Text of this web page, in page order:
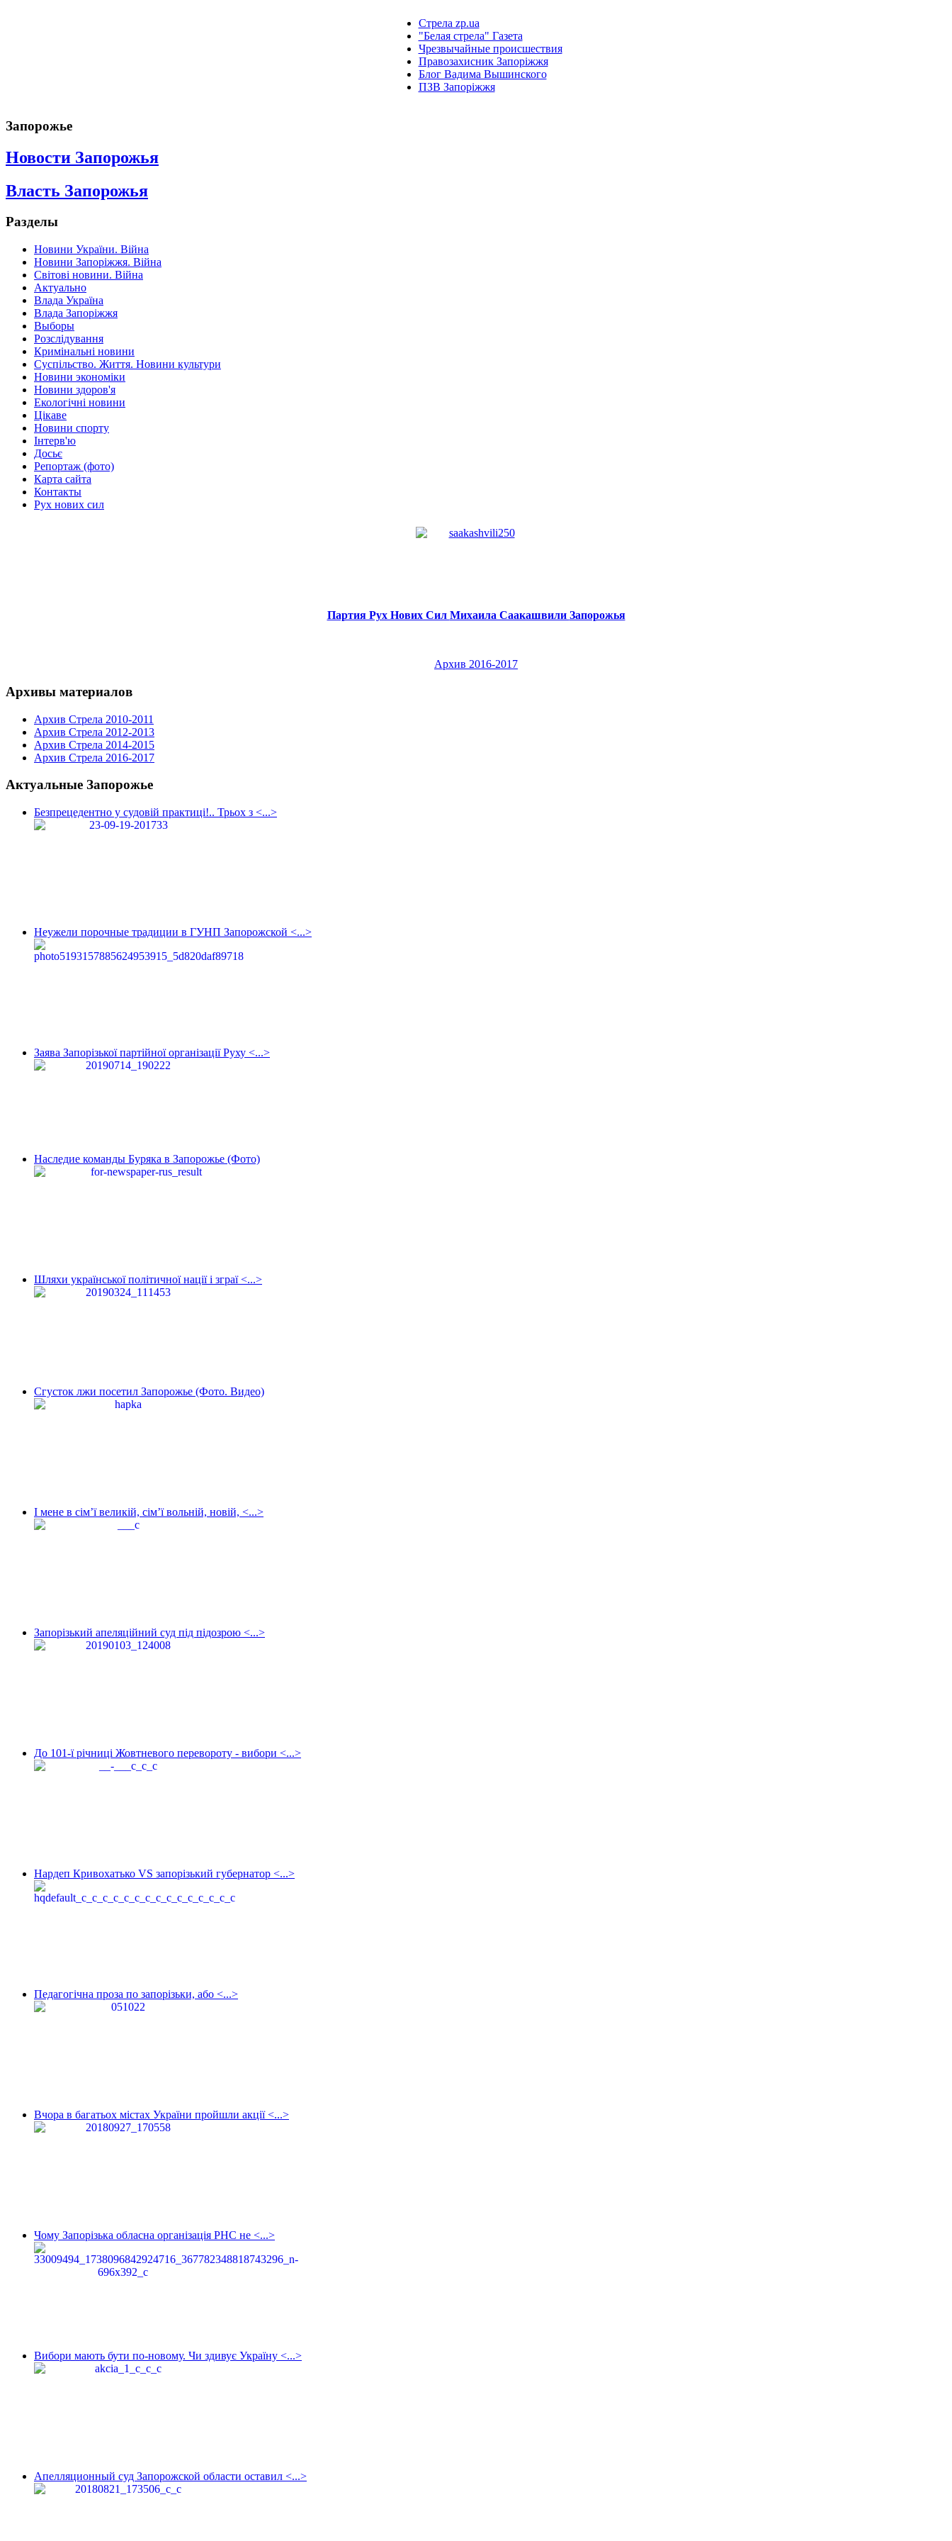
Стрела zp.ua
"Белая стрела" Газета
Чрезвычайные происшествия
Правозахисник Запоріжжя
Блог Вадима Вышинского
ПЗВ Запоріжжя
Запорожье
Новости Запорожья
Власть Запорожья
Разделы
Новини України. Війна
Новини Запоріжжя. Війна
Світові новини. Війна
Актуально
Влада Україна
Влада Запоріжжя
Выборы
Розслідування
Кримінальні новини
Суспільство. Життя. Новини культури
Новини экономіки
Новини здоров'я
Екологічні новини
Цікаве
Новини спорту
Інтерв'ю
Досьє
Репортаж (фото)
Карта сайта
Контакты
Рух нових сил
Партия Рух Нових Сил Михаила Саакашвили Запорожья
Архив 2016-2017
Архивы материалов
Архив Стрела 2010-2011
Архив Стрела 2012-2013
Архив Стрела 2014-2015
Архив Стрела 2016-2017
Актуальные Запорожье
Безпрецедентно у судовій практиці!.. Трьох з <...>
Неужели порочные традиции в ГУНП Запорожской <...>
Заява Запорізької партійної організації Руху <...>
Наследие команды Буряка в Запорожье (Фото)
Шляхи української політичної нації і зграї <...>
Сгусток лжи посетил Запорожье (Фото. Видео)
І мене в сім’ї великій, сім’ї вольній, новій, <...>
Запорізький апеляційний суд під підозрою <...>
До 101-ї річниці Жовтневого перевороту - вибори <...>
Нардеп Кривохатько VS запорізький губернатор <...>
Педагогічна проза по запорізьки, або <...>
Вчора в багатьох містах України пройшли акції <...>
Чому Запорізька обласна організація РНС не <...>
Вибори мають бути по-новому. Чи здивує Україну <...>
Апелляционный суд Запорожской области оставил <...>